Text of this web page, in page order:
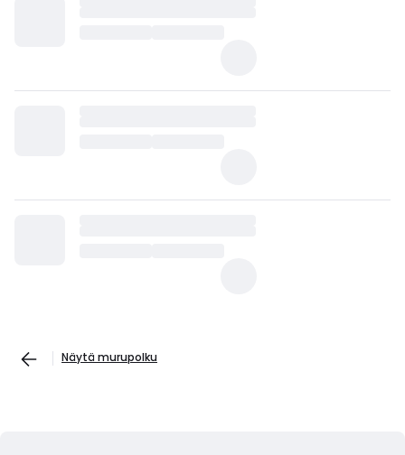
Näytä murupolku